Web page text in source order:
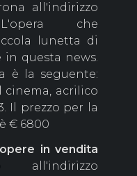
all'indirizzo
che
lunetta di
in questa news.
è la seguente:
cinema, acrilico
Il prezzo per la
€ 6800
opere in vendita
all'indirizzo